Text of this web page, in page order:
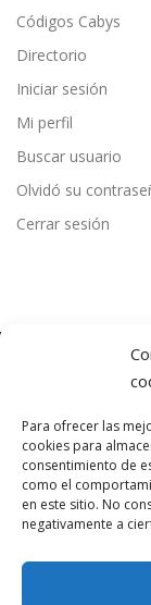
Para ofrecer las
cookies para
consentimiento de
como el
en este sitio. No
negativamente a
Códigos Cabys
Directorio
Iniciar sesión
Mi perfil
Buscar usuario
Olvidó su
Cerrar sesión